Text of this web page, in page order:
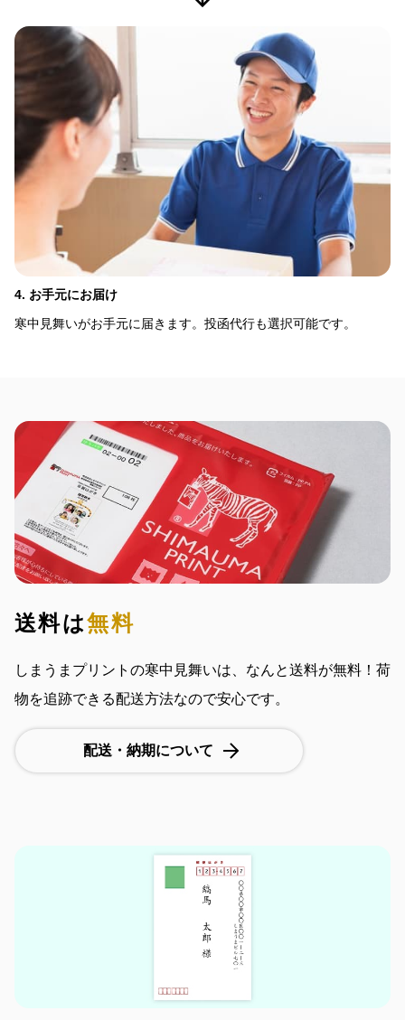
4. お手元にお届け
寒中見舞いがお手元に届きます。投函代行も選択可能です。
送料は無料
しまうまプリントの寒中見舞いは、なんと送料が無料！荷
物を追跡できる配送方法なので安心です。
配送・納期について